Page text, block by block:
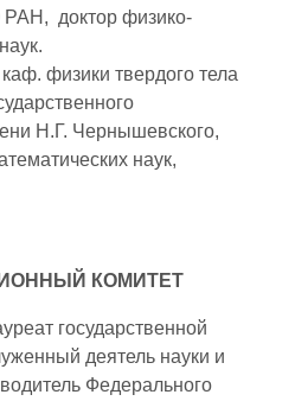
доктор физико-
каф. физики твердого тела
Н.Г. Чернышевского,
наук,
КОМИТЕТ
государственной
деятель науки и
Федерального